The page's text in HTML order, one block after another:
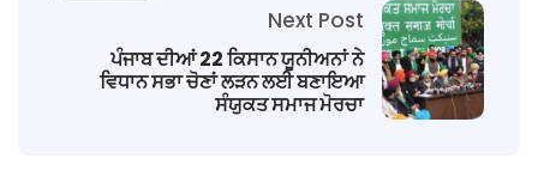
Next Post
ਪੰਜਾਬ ਦੀਆਂ 22 ਕਿਸਾਨ ਯੂਨੀਅਨਾਂ ਨੇ
ਵਿਧਾਨ ਸਭਾ ਚੋਣਾਂ ਲੜਨ ਲਈ ਬਣਾਇਆ
ਸੰਯੁਕਤ ਸਮਾਜ ਮੋਰਚਾ